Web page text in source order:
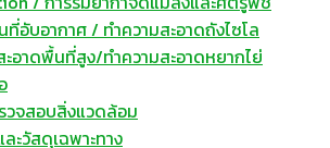
ที่อับอากาศ / ทำความสะอาดถังไซโล
ะอาดพื้นที่สูง/ทำความสะอาดหยากไย่
วจสอบสิ่งแวดล้อม
ะวัสดุเฉพาะทาง